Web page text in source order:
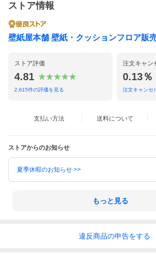
ストア情報
壁紙屋本舗 壁紙・クッションフロア販
ストア評価
4.81
2,615件の評価を見る
注文キャン
0.13％
注文キャンセ
支払い方法 送料について
ストアからのお知らせ
夏季休暇のお知らせ >>
もっと見る
違反商品の申告をする